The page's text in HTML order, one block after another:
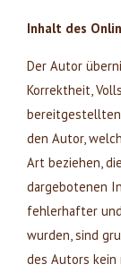
Inhalt des
Der Autor
Korrektheit,
bereitgestellten
den Autor,
Art beziehen,
dargebotenen
fehlerhafter
wurden, sind
des Autors kein